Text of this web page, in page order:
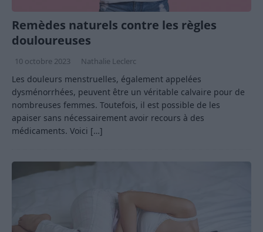
Remèdes naturels contre les règles
douloureuses
10 octobre 2023 Nathalie Leclerc
Les douleurs menstruelles, également appelées
dysménorrhées, peuvent être un véritable calvaire pour de
nombreuses femmes. Toutefois, il est possible de les
apaiser sans nécessairement avoir recours à des
médicaments. Voici […]